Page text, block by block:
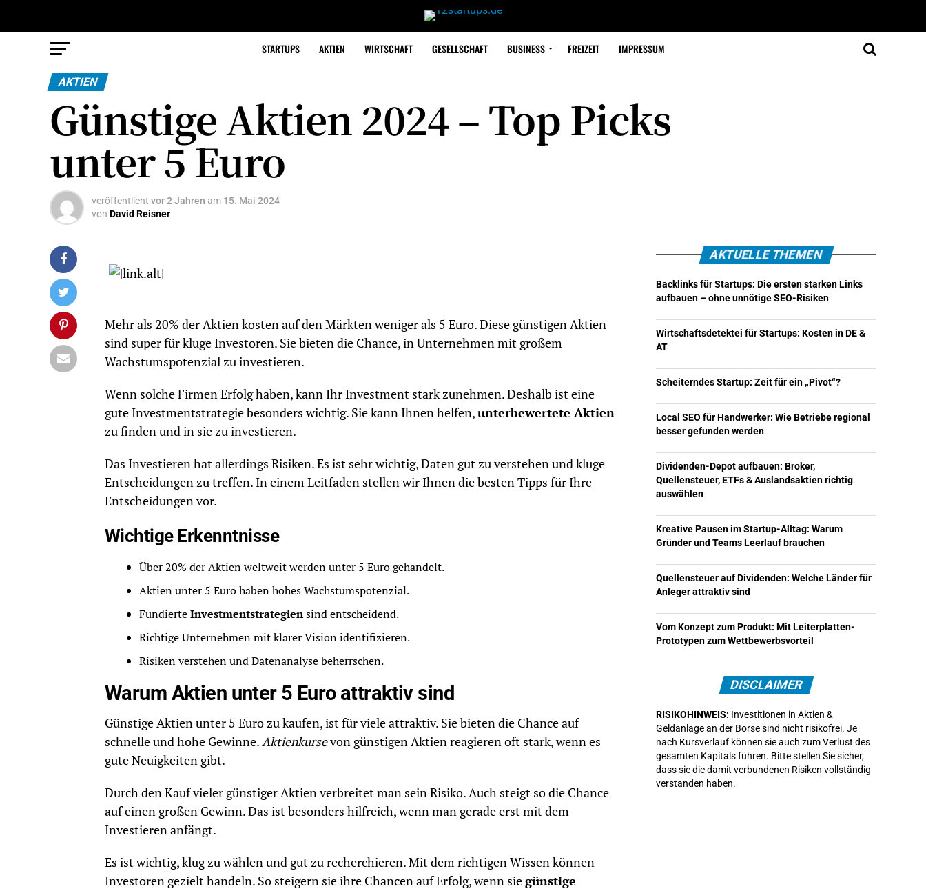
STARTUPS AKTIEN WIRTSCHAFT GESELLSCHAFT BUSINESS FREIZEIT IMPRESSUM
AKTIEN
Günstige Aktien 2024 – Top Picks
unter 5 Euro
veröffentlicht vor 2 Jahren am 15. Mai 2024
von David Reisner
Mehr als 20% der Aktien kosten auf den Märkten weniger als 5 Euro. Diese günstigen Aktien
sind super für kluge Investoren. Sie bieten die Chance, in Unternehmen mit großem
Wachstumspotenzial zu investieren.
Wenn solche Firmen Erfolg haben, kann Ihr Investment stark zunehmen. Deshalb ist eine
gute Investmentstrategie besonders wichtig. Sie kann Ihnen helfen,unterbewertete Aktien
zu finden und in sie zu investieren.
Das Investieren hat allerdings Risiken. Es ist sehr wichtig, Daten gut zu verstehen und kluge
Entscheidungen zu treffen. In einem Leitfaden stellen wir Ihnen die besten Tipps für Ihre
Entscheidungen vor.
Wichtige Erkenntnisse
Über 20% der Aktien weltweit werden unter 5 Euro gehandelt.
Aktien unter 5 Euro haben hohes Wachstumspotenzial.
FundierteInvestmentstrategiensind entscheidend.
Richtige Unternehmen mit klarer Vision identifizieren.
Risiken verstehen und Datenanalyse beherrschen.
Warum Aktien unter 5 Euro attraktiv sind
Günstige Aktien unter 5 Euro zu kaufen, ist für viele attraktiv. Sie bieten die Chance auf
schnelle und hohe Gewinne.Aktienkursevon günstigen Aktien reagieren oft stark, wenn es
gute Neuigkeiten gibt.
Durch den Kauf vieler günstiger Aktien verbreitet man sein Risiko. Auch steigt so die Chance
auf einen großen Gewinn. Das ist besonders hilfreich, wenn man gerade erst mit dem
Investieren anfängt.
Es ist wichtig, klug zu wählen und gut zu recherchieren. Mit dem richtigen Wissen können
Investoren gezielt handeln. So steigern sie ihre Chancen auf Erfolg, wenn siegünstige
AKTUELLE THEMEN
Backlinks für Startups: Die ersten starken Links
aufbauen – ohne unnötige SEO-Risiken
Wirtschaftsdetektei für Startups: Kosten in DE &
AT
Scheiterndes Startup: Zeit für ein „Pivot“?
Local SEO für Handwerker: Wie Betriebe regional
besser gefunden werden
Dividenden-Depot aufbauen: Broker,
Quellensteuer, ETFs & Auslandsaktien richtig
auswählen
Kreative Pausen im Startup-Alltag: Warum
Gründer und Teams Leerlauf brauchen
Quellensteuer auf Dividenden: Welche Länder für
Anleger attraktiv sind
Vom Konzept zum Produkt: Mit Leiterplatten-
Prototypen zum Wettbewerbsvorteil
DISCLAIMER
RISIKOHINWEIS: Investitionen in Aktien &
Geldanlage an der Börse sind nicht risikofrei. Je
nach Kursverlauf können sie auch zum Verlust des
gesamten Kapitals führen. Bitte stellen Sie sicher,
dass sie die damit verbundenen Risiken vollständig
verstanden haben.